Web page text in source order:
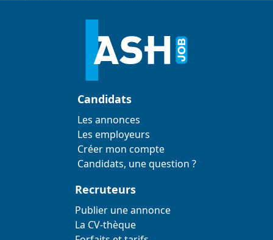
Candidats
Les annonces
Les employeurs
Créer mon compte
Candidats, une question ?
Recruteurs
Publier une annonce
La CV-thèque